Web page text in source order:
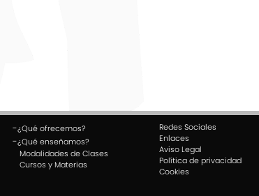
-¿Qué ofrecemos?
-¿Qué enseñamos?
Modalidades de Clases
Cursos y Materias
Redes Sociales
Enlaces
Aviso Legal
Política de privacidad
Cookies